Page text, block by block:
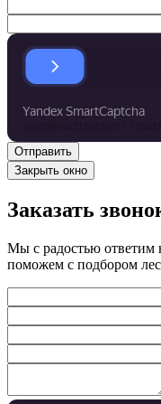
Закрыть окно
Заказать
Мы с радостью ответим
поможем с подбором